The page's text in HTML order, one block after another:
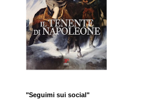
"Seguimi sui social"